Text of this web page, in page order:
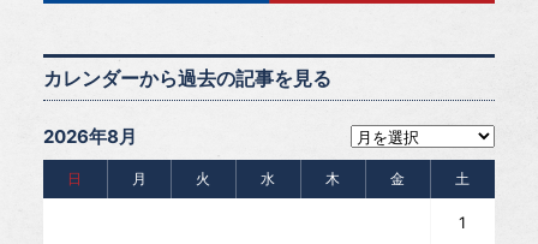
カレンダーから過去の記事を見る
2026年8月
日 月 火 水 木 金 土
1